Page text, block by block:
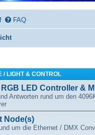
FAQ
/ LIGHT & CONTROL
LED Controller &
Antworten rund um den
Node(s)
um die Ethernet / DMX